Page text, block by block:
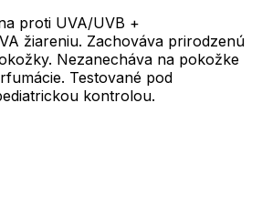
proti UVA/UVB +
žiareniu. Zachováva prirodzenú
Nezanecháva na pokožke
Testované pod
kontrolou.